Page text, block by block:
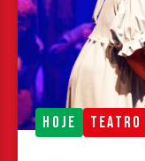
HOJE TEATRO